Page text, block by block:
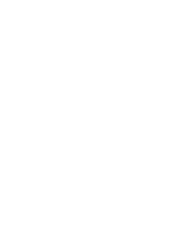
轉送或開放式代理、傳送
件或大量傳送任意版本或
子郵件是透過第三方伺服
出式視窗、使用遭竊的信
詐騙、加密貨幣詐騙、隱
強暴、謀殺、出售遭竊的
、提供或出售違禁、軍事
或出售受管制物質、身分
接、網路釣魚、任何形式
、智慧財產侵權和其他類
威脅、傷害或監視他人，
視訊、攝影、數位內容